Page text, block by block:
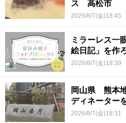
ス 高松市
2026/8/7(金)18:45
ミラーレス一
絵日記」を作
2026/8/7(金)18:39
岡山県 熊本
ディネーター
2026/8/7(金)18:31